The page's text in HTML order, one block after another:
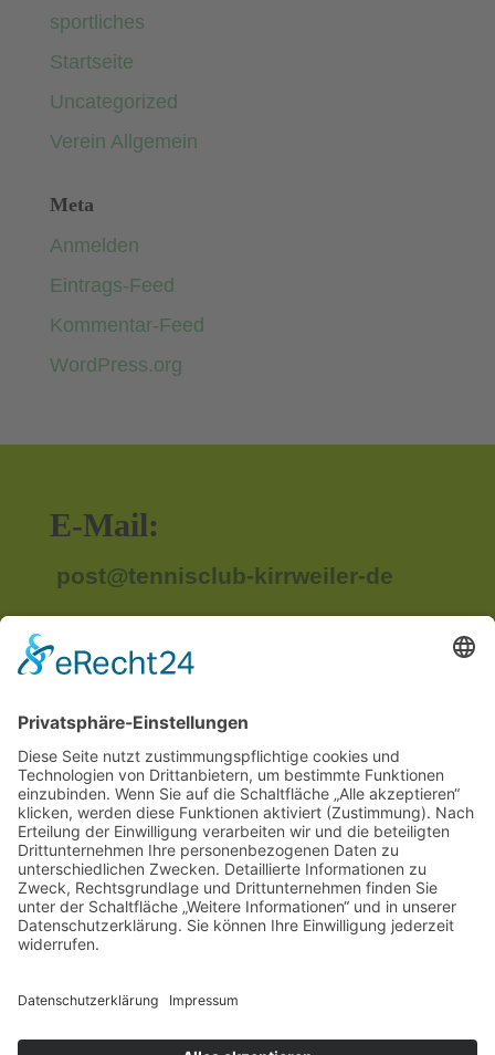
sportliches
Startseite
Uncategorized
Verein Allgemein
Meta
Anmelden
Eintrags-Feed
Kommentar-Feed
WordPress.org
E-Mail:
post@tennisclub-kirrweiler-de
67489 Kirrweiler
Rechtliches
Impressum